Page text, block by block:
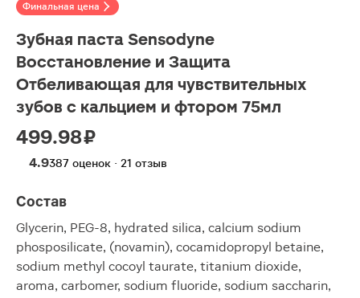
Финальная цена
Зубная паста Sensodyne
Восстановление и Защита
Отбеливающая для чувствительных
зубов с кальцием и фтором 75мл
499.98 ₽
4.9387 оценок · 21 отзыв
Состав
Glycerin, PEG-8, hydrated silica, calcium sodium
phosposilicate, (novamin), cocamidopropyl betaine,
sodium methyl cocoyl taurate, titanium dioxide,
aroma, carbomer, sodium fluoride, sodium saccharin,